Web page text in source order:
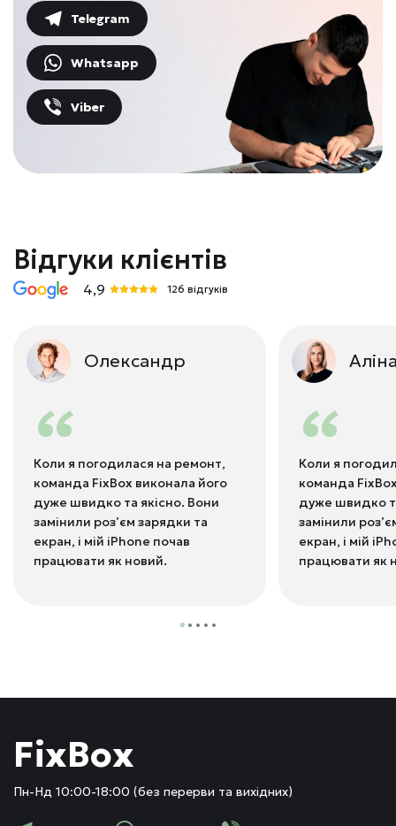
Telegram
Whatsapp
Viber
Відгуки клієнтів
4,9 126 відгуків
Олександр
“
Коли я погодилася на ремонт,
команда FixBox виконала його
дуже швидко та якісно. Вони
замінили роз’єм зарядки та
екран, і мій iPhone почав
працювати як новий.
“
Коли я
команда
дуже швидко
замінили
екран, і мій
працювати як
FixBox
Пн-Нд 10:00-18:00 (без перерви та вихідних)